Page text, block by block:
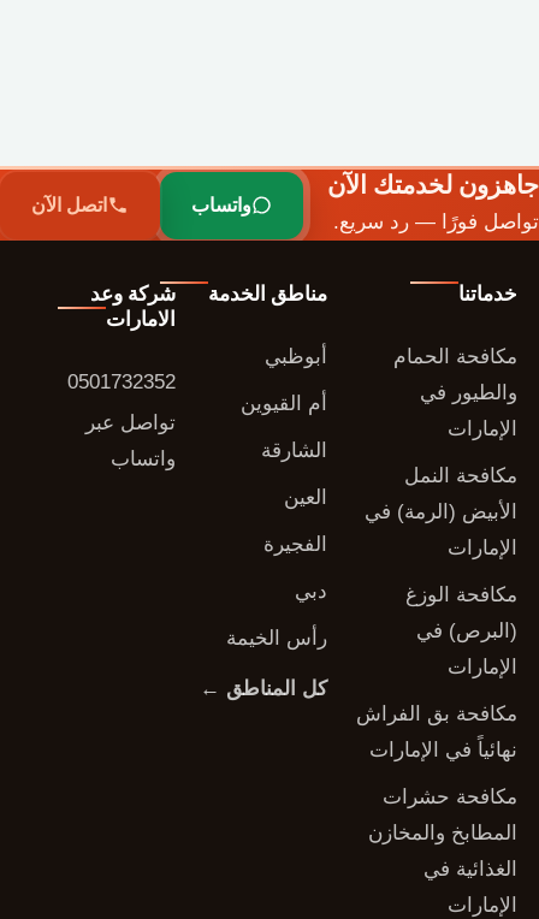
جاهزون لخدمتك الآن
تواصل فورًا — رد سريع.
واتساب اتصل الآن
خدماتنا
مكافحة الحمام
والطيور في
الإمارات
مكافحة النمل
الأبيض (الرمة) في
الإمارات
مكافحة الوزغ
(البرص) في
الإمارات
مكافحة بق الفراش
نهائياً في الإمارات
مكافحة حشرات
المطابخ والمخازن
الغذائية في
الإمارات
مناطق الخدمة
أبوظبي
أم القيوين
الشارقة
العين
الفجيرة
دبي
رأس الخيمة
كل المناطق ←
شركة وعد
الامارات
0501732352
تواصل عبر
واتساب